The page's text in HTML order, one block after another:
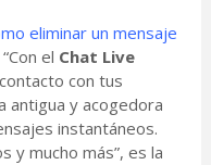
eliminar un mensaje
“Con el Chat Live
con tus
antigua y acogedora
instantáneos.
y mucho más”, es la